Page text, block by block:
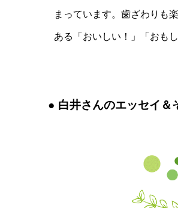
まっています。歯ざわりも
ある「おいしい！」「おも
白井さんのエッセイ＆